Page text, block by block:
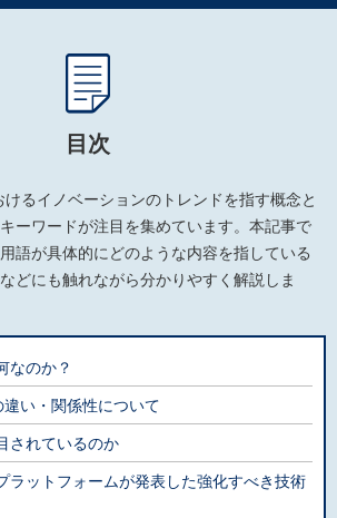
目次
るイノベーションのトレンドを指す概念と
ーワードが注目を集めています。本記事で
語が具体的にどのような内容を指している
どにも触れながら分かりやすく解説しま
なのか？
い・関係性について
されているのか
ラットフォームが発表した強化すべき技術